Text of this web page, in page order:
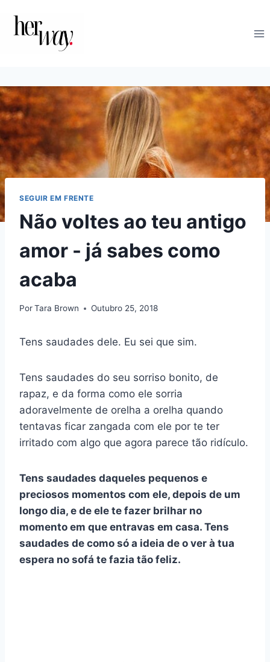
SEGUIR EM FRENTE
Não voltes ao teu antigo
amor - já sabes como
acaba
PorTara Brown Outubro 25, 2018
Tens saudades dele. Eu sei que sim.
Tens saudades do seu sorriso bonito, de
rapaz, e da forma como ele sorria
adoravelmente de orelha a orelha quando
tentavas ficar zangada com ele por te ter
irritado com algo que agora parece tão ridículo.
Tens saudades daqueles pequenos e
preciosos momentos com ele, depois de um
longo dia, e de ele te fazer brilhar no
momento em que entravas em casa. Tens
saudades de como só a ideia de o ver à tua
espera no sofá te fazia tão feliz.